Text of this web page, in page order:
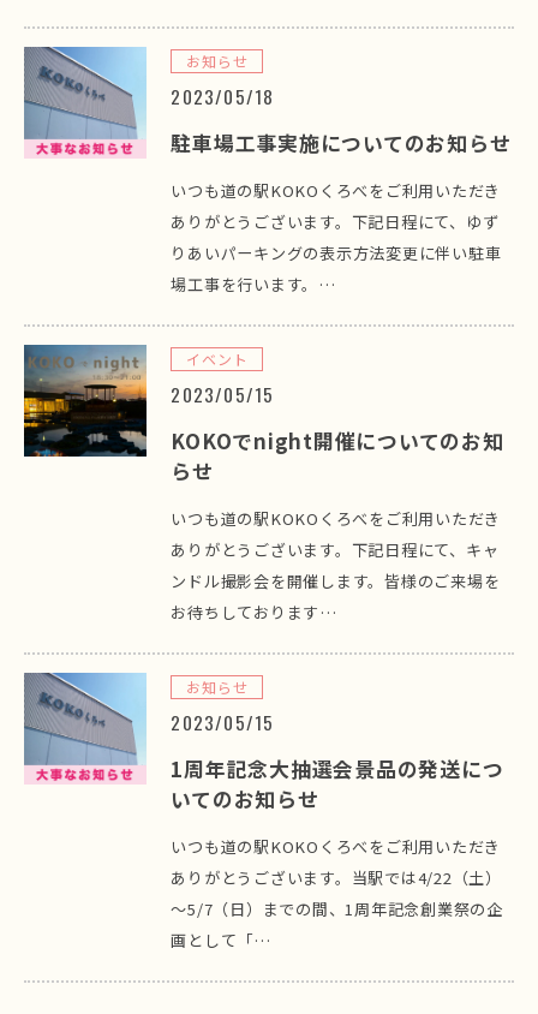
お知らせ
2023/05/18
駐車場工事実施についてのお知らせ
いつも道の駅KOKOくろべをご利用いただき
ありがとうございます。下記日程にて、ゆず
りあいパーキングの表示方法変更に伴い駐車
場工事を行います。…
イベント
2023/05/15
KOKOでnight開催についてのお知
らせ
いつも道の駅KOKOくろべをご利用いただき
ありがとうございます。下記日程にて、キャ
ンドル撮影会を開催します。皆様のご来場を
お待ちしております…
お知らせ
2023/05/15
1周年記念大抽選会景品の発送につ
いてのお知らせ
いつも道の駅KOKOくろべをご利用いただき
ありがとうございます。当駅では4/22（土）
～5/7（日）までの間、1周年記念創業祭の企
画として「…